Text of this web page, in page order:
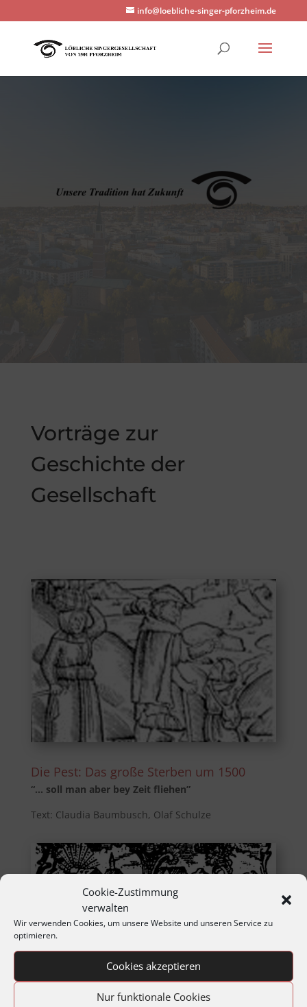
Cookie-Zustimmung
verwalten
Wir verwenden Cookies, um unsere Website und unseren Service zu
optimieren.
Cookies akzeptieren
Nur funktionale Cookies
info@loebliche-singer-pforzheim.de
Vorträge zur
Geschichte der
Gesellschaft
Die Pest: Das große Sterben um 1500
“… soll man aber bey Zeit fliehen”
Text: Claudia Baumbusch, Olaf Schulze